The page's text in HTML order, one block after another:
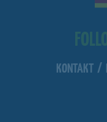
KONTAKT /